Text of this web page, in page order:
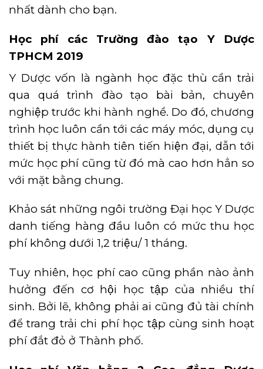
nhất dành cho bạn.
Học phí các Trường đào tạo Y Dược
TPHCM 2019
Y Dược vốn là ngành học đặc thù cần trải
qua quá trình đào tạo bài bản, chuyên
nghiệp trước khi hành nghề. Do đó, chương
trình học luôn cần tới các máy móc, dụng cụ
thiết bị thực hành tiên tiến hiện đại, dẫn tới
mức học phí cũng từ đó mà cao hơn hẳn so
với mặt bằng chung.
Khảo sát những ngôi trường Đại học Y Dược
danh tiếng hàng đầu luôn có mức thu học
phí không dưới 1,2 triệu/ 1 tháng.
Tuy nhiên, học phí cao cũng phần nào ảnh
hưởng đến cơ hội học tập của nhiều thí
sinh. Bởi lẽ, không phải ai cũng đủ tài chính
để trang trải chi phí học tập cùng sinh hoạt
phí đắt đỏ ở Thành phố.